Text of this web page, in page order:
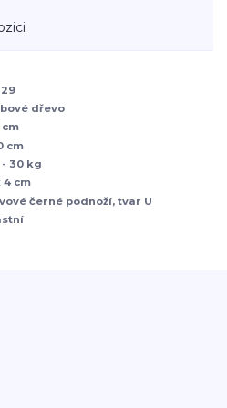
dřevo
cm
cm
- 30 kg
4 cm
černé podnoží, tvar U